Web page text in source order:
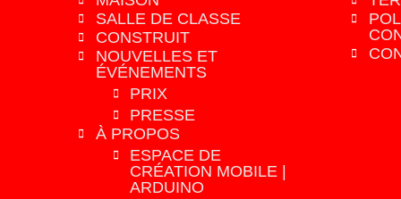
SALLE DE CLASSE
CONSTRUIT
NOUVELLES ET
ÉVÉNEMENTS
PRIX
PRESSE
À PROPOS
ESPACE DE
CRÉATION MOBILE |
ARDUINO